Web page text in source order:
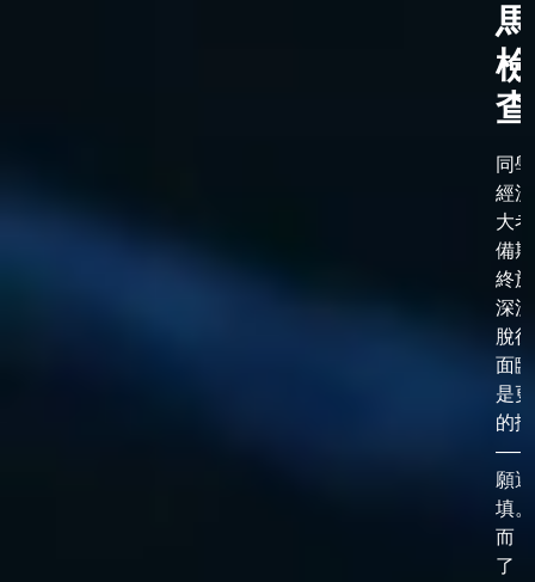
檢
同
經
大
備
終
深
脫
面
是
的
——
願選
填
而
了